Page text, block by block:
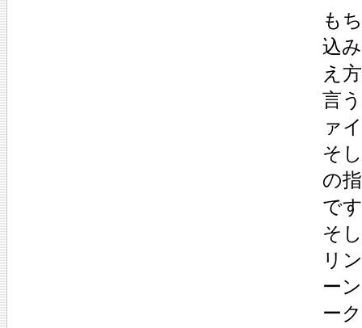
も
込
え
言
ァ
そ
の
で
そ
リ
ー
ー